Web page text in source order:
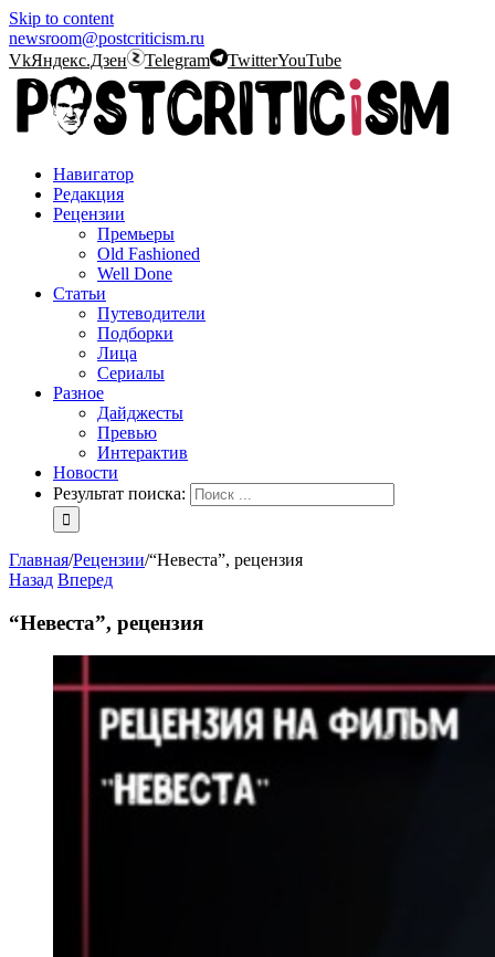
Skip to content
newsroom@postcriticism.ru
VkЯндекс.Дзен Telegram TwitterYouTube
Навигатор
Редакция
Рецензии
Премьеры
Old Fashioned
Well Done
Статьи
Путеводители
Подборки
Лица
Сериалы
Разное
Дайджесты
Превью
Интерактив
Новости
Результат поиска:
Главная/Рецензии/“Невеста”, рецензия
Назад Вперед
“Невеста”, рецензия